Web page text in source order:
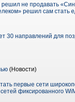
не продавать
решил сам
30 направлений для
(Новости)
первые сети
фиксированного